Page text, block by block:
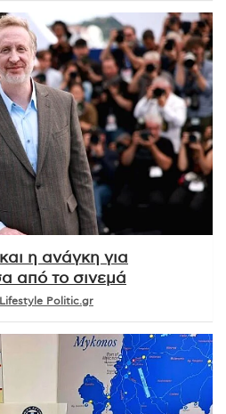
η ανάγκη για
από το σινεμά
Politic.gr